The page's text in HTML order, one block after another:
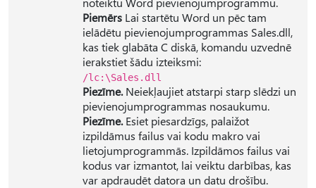
Piemērs Lai startētu Word un pēc tam
ielādētu pievienojumprogrammas Sales.dll,
kas tiek glabāta C diskā, komandu uzvednē
ierakstiet šādu izteiksmi:
/lc:\Sales.dll
Piezīme.Neiekļaujiet atstarpi starp slēdzi un
pievienojumprogrammas nosaukumu.
Piezīme.Esiet piesardzīgs, palaižot
izpildāmus failus vai kodu makro vai
lietojumprogrammās. Izpildāmos failus vai
kodus var izmantot, lai veiktu darbības, kas
var apdraudēt datora un datu drošību.